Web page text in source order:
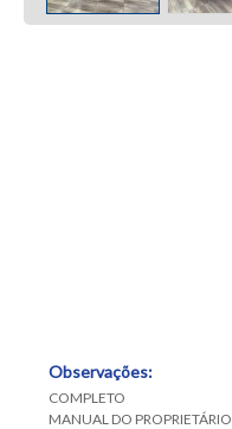
Observações:
COMPLETO
MANUAL DO PROPRIETÁRIO